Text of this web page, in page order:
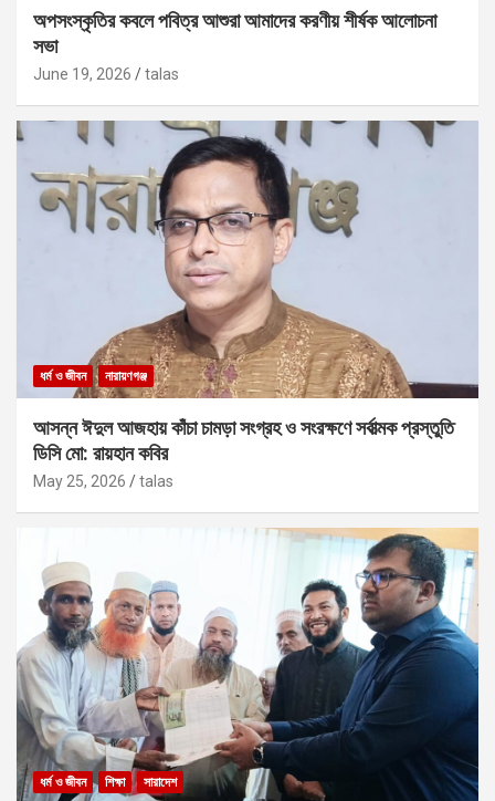
অপসংস্কৃতির কবলে পবিত্র আশুরা আমাদের করণীয় শীর্ষক আলোচনা
সভা
June 19, 2026 talas
ধর্ম ও জীবন নারায়ণগঞ্জ
আসন্ন ঈদুল আজহায় কাঁচা চামড়া সংগ্রহ ও সংরক্ষণে সর্বাত্মক প্রস্তুতি
ডিসি মো: রায়হান কবির
May 25, 2026 talas
ধর্ম ও জীবন শিক্ষা সারাদেশ